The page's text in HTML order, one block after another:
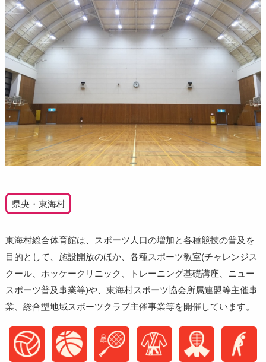
県央・東海村
東海村総合体育館は、スポーツ人口の増加と各種競技の普及を
目的として、施設開放のほか、各種スポーツ教室(チャレンジス
クール、ホッケークリニック、トレーニング基礎講座、ニュー
スポーツ普及事業等)や、東海村スポーツ協会所属連盟等主催事
業、総合型地域スポーツクラブ主催事業等を開催しています。